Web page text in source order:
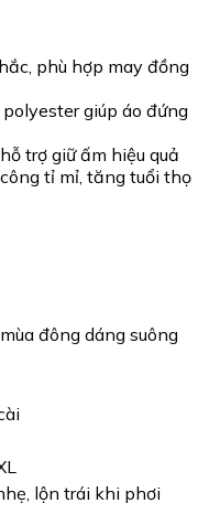
phù hợp may đồng
giúp áo đứng
trợ giữ ấm hiệu quả
tỉ mỉ, tăng tuổi thọ
đông dáng suông
lộn trái khi phơi